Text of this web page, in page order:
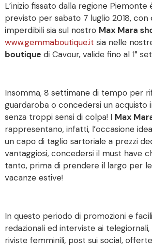
L’inizio fissato dalla regione Piemonte
previsto per sabato 7 luglio 2018,
imperdibili sia sul nostro Max Mara
www.gemmaboutique.it sia nelle
boutique di Cavour, valide fino al 1°
Insomma, 8 settimane di tempo per
guardaroba o concedersi un acquisto
senza troppi sensi di colpa! I Max
rappresentano, infatti, l’occasione
un capo di taglio sartoriale a prezzi
vantaggiosi, concedersi il must have
tanto, prima di prendere il largo per
vacanze estive!
In questo periodo di promozioni e
redazionali ed interviste ai
riviste femminili, post sui social,